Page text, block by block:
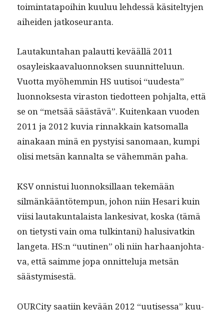
toim­intat­apoi­hin kuu­luu lehdessä käsitel­ty­jen
aihei­den jatkoseuranta.
Lau­takun­ta­han palaut­ti kevääl­lä 2011
osayleiskaaval­u­on­nok­sen suun­nit­telu­un.
Vuot­ta myöhem­min HS uuti­soi “uud­es­ta”
luon­nok­ses­ta viras­ton tiedot­teen poh­jal­ta, että
se on “met­sää säästävä”. Kuitenkaan vuo­den
2011 ja 2012 kuvia rin­nakkain kat­so­ma­l­la
ainakaan minä en pysty­isi sanomaan, kumpi
olisi met­sän kannal­ta se vähem­män paha.
KSV onnis­tui luon­nok­sil­laan tekemään
silmänkään­tötem­pun, johon niin Hesari kuin
viisi lau­takun­ta­laista lanke­si­vat, kos­ka (tämä
on tietysti vain oma tulk­in­tani) halu­si­vatkin
lange­ta. HS:n “uuti­nen” oli niin harhaan­jo­hta­
va, että saimme jopa onnit­telu­ja met­sän
säästymisestä.
OURCi­ty saati­in kevään 2012 “uutises­sa” kuu­